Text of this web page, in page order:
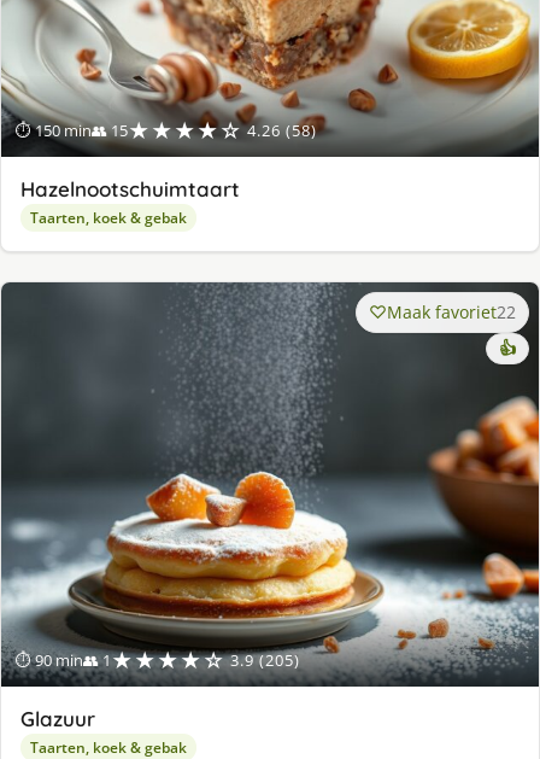
⏱ 150 min👥 15★★★★☆ 4.26 (58)
Hazelnootschuimtaart
Taarten, koek & gebak
⏱ 90 min👥 1★★★★☆ 3.9 (205)
Maak favoriet22
👍
Glazuur
Taarten, koek & gebak